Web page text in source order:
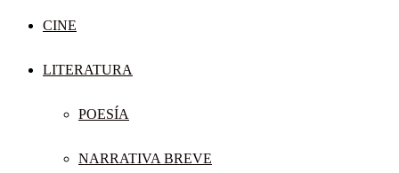
CINE
LITERATURA
POESÍA
NARRATIVA BREVE